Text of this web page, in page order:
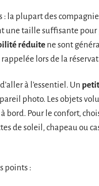
la plupart des
une taille suffisante
réduite ne sont
lors de la
à l’essentiel. Un
photo. Les objets
bord. Pour le confort,
de soleil, chapeau ou
points :